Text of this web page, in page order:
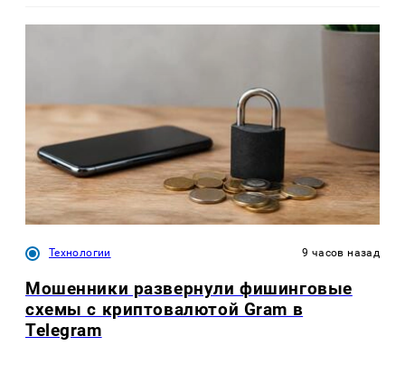
Технологии 9 часов назад
Мошенники развернули фишинговые
схемы с криптовалютой Gram в
Telegram